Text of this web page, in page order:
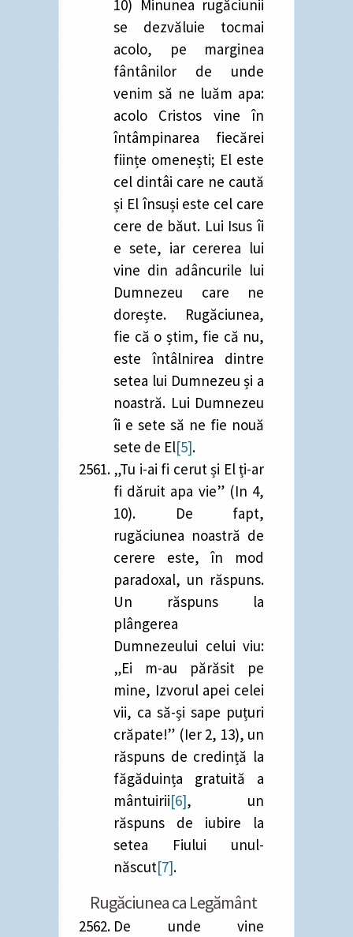
10) Minunea rugăciunii
se dezvăluie tocmai
acolo, pe marginea
fântânilor de unde
venim să ne luăm apa:
acolo Cristos vine în
întâmpinarea fiecărei
ființe omenești; El este
cel dintâi care ne caută
și El însuși este cel care
cere de băut. Lui Isus îi
e sete, iar cererea lui
vine din adâncurile lui
Dumnezeu care ne
dorește. Rugăciunea,
fie că o știm, fie că nu,
este întâlnirea dintre
setea lui Dumnezeu și a
noastră. Lui Dumnezeu
îi e sete să ne fie nouă
sete de El[5].
„Tu i-ai fi cerut și El ți-ar
fi dăruit apa vie” (In 4,
10). De fapt,
rugăciunea noastră de
cerere este, în mod
paradoxal, un răspuns.
Un răspuns la
plângerea
Dumnezeului celui viu:
„Ei m-au părăsit pe
mine, Izvorul apei celei
vii, ca să-și sape puțuri
crăpate!” (Ier 2, 13), un
răspuns de credință la
făgăduința gratuită a
mântuirii[6], un
răspuns de iubire la
setea Fiului unul-
născut[7].
Rugăciunea ca Legământ
De unde vine